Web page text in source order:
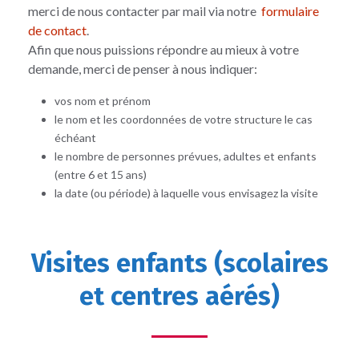
merci de nous contacter par mail via notre formulaire
de contact.
Afin que nous puissions répondre au mieux à votre
demande, merci de penser à nous indiquer:
vos nom et prénom
le nom et les coordonnées de votre structure le cas
échéant
le nombre de personnes prévues, adultes et enfants
(entre 6 et 15 ans)
la date (ou période) à laquelle vous envisagez la visite
Visites enfants (scolaires
et centres aérés)